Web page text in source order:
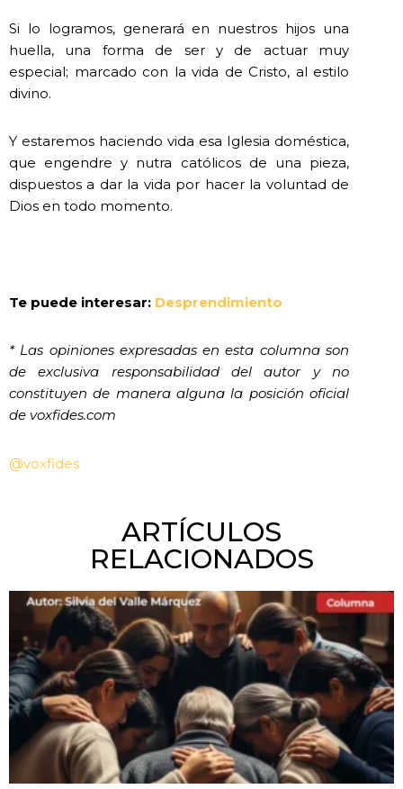
Si lo logramos, generará en nuestros hijos una
huella, una forma de ser y de actuar muy
especial; marcado con la vida de Cristo, al estilo
divino.
Y estaremos haciendo vida esa Iglesia doméstica,
que engendre y nutra católicos de una pieza,
dispuestos a dar la vida por hacer la voluntad de
Dios en todo momento.
Te puede interesar: Desprendimiento
* Las opiniones expresadas en esta columna son
de exclusiva responsabilidad del autor y no
constituyen de manera alguna la posición oficial
de voxfides.com
@voxfides
ARTÍCULOS
RELACIONADOS